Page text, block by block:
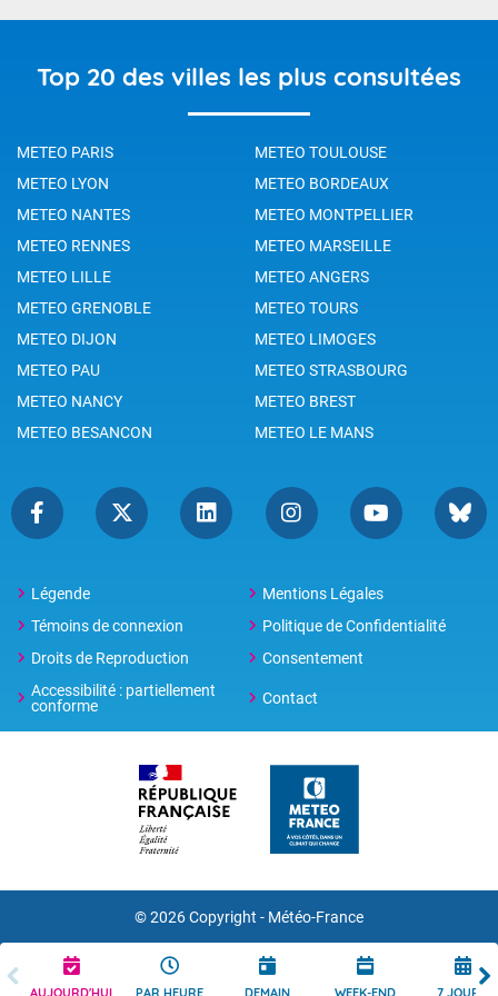
AUJOURD'HUI PAR HEURE DEMAIN WEEK-END 7 JOURS
Top 20 des villes les plus consultées
METEO PARIS
METEO TOULOUSE
METEO LYON
METEO BORDEAUX
METEO NANTES
METEO MONTPELLIER
METEO RENNES
METEO MARSEILLE
METEO LILLE
METEO ANGERS
METEO GRENOBLE
METEO TOURS
METEO DIJON
METEO LIMOGES
METEO PAU
METEO STRASBOURG
METEO NANCY
METEO BREST
METEO BESANCON
METEO LE MANS
Légende
Mentions Légales
Témoins de connexion
Politique de Confidentialité
Droits de Reproduction
Consentement
Accessibilité : partiellement
conforme
Contact
© 2026 Copyright - Météo-France